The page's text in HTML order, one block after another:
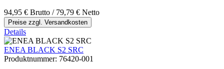
94,95 € Brutto / 79,79 € Netto
Preise zzgl. Versandkosten
Details
ENEA BLACK S2 SRC
Produktnummer: 76420-001